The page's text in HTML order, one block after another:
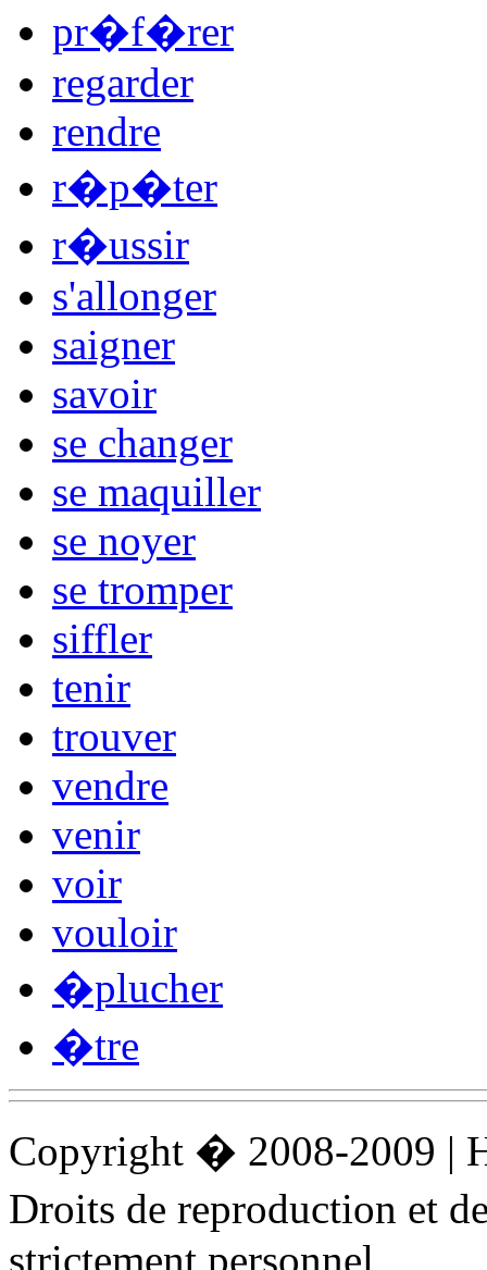
pr�f�rer
regarder
rendre
r�p�ter
r�ussir
s'allonger
saigner
savoir
se changer
se maquiller
se noyer
se tromper
siffler
tenir
trouver
vendre
venir
voir
vouloir
�plucher
�tre
Copyright � 2008-2009 |
Droits de reproduction et
strictement personnel